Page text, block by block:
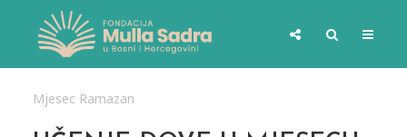
Mjesec Ramazan